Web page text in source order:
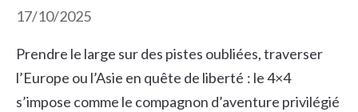
17/10/2025
Prendre le large sur des pistes oubliées, traverser
l’Europe ou l’Asie en quête de liberté : le 4×4
s’impose comme le compagnon d’aventure privilégié